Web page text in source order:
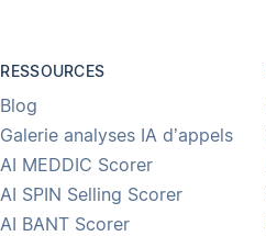
RESSOURCES
Blog
Galerie analyses IA d’appels
AI MEDDIC Scorer
AI SPIN Selling Scorer
AI BANT Scorer